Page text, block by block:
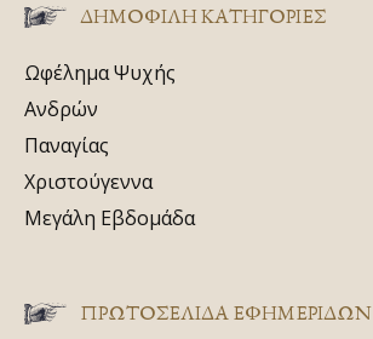
ΔΗΜΟΦΙΛΗ ΚΑΤΗΓΟΡΙΕΣ
Ωφέλημα Ψυχής
Ανδρών
Παναγίας
Χριστούγεννα
Μεγάλη Εβδομάδα
ΠΡΩΤΟΣΈΛΙΔΑ ΕΦΗΜΕΡΊΔΩΝ